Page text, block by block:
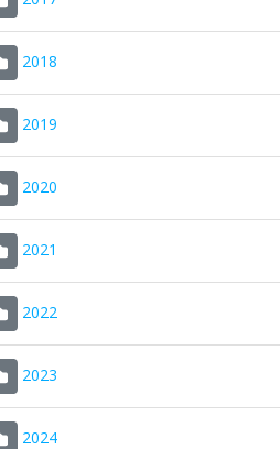
2018
2019
2020
2021
2022
2023
2024